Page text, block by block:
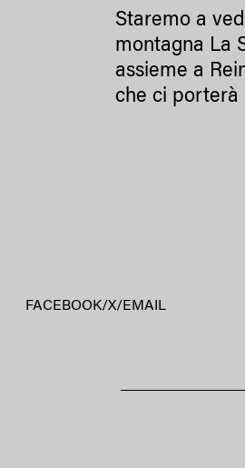
Staremo a
montagna La
assieme a
che ci porterà
FACEBOOK/X/ EMAIL